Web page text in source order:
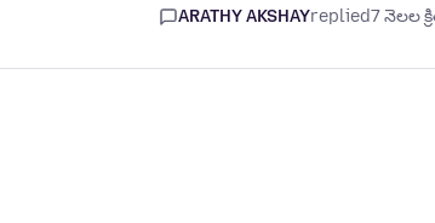
ARATHY AKSHAYreplied7 నెలల